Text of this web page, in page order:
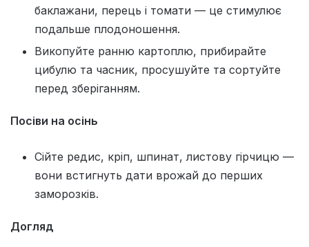
баклажани, перець і томати — це стимулює
подальше плодоношення.
Викопуйте ранню картоплю, прибирайте
цибулю та часник, просушуйте та сортуйте
перед зберіганням.
Посіви на осінь
Сійте редис, кріп, шпинат, листову гірчицю —
вони встигнуть дати врожай до перших
заморозків.
Догляд